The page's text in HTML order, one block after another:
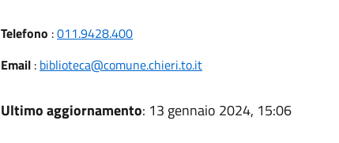
Telefono :011.9428.400
Email: biblioteca@comune.chieri.to.it
Ultimo aggiornamento: 13 gennaio 2024, 15:06